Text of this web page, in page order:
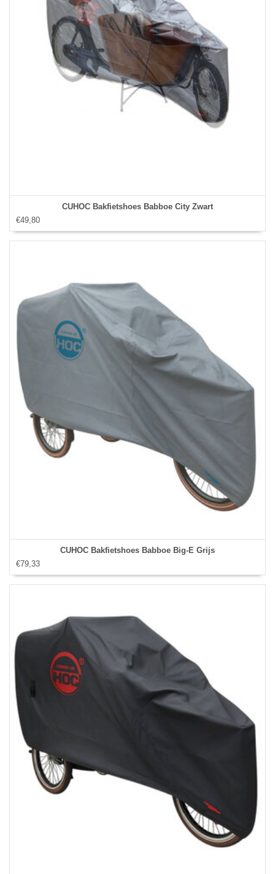
CUHOC Bakfietshoes Babboe City Zwart
€49,80
CUHOC Bakfietshoes Babboe Big-E Grijs
€79,33